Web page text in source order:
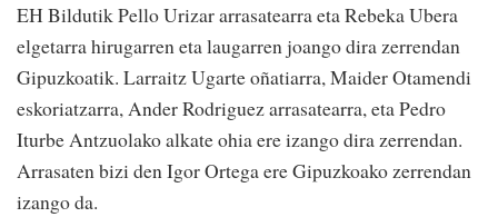
EH Bildutik Pello Urizar arrasatearra eta Rebeka Ubera
elgetarra hirugarren eta laugarren joango dira zerrendan
Gipuzkoatik. Larraitz Ugarte oñatiarra, Maider Otamendi
eskoriatzarra, Ander Rodriguez arrasatearra, eta Pedro
Iturbe Antzuolako alkate ohia ere izango dira zerrendan.
Arrasaten bizi den Igor Ortega ere Gipuzkoako zerrendan
izango da.